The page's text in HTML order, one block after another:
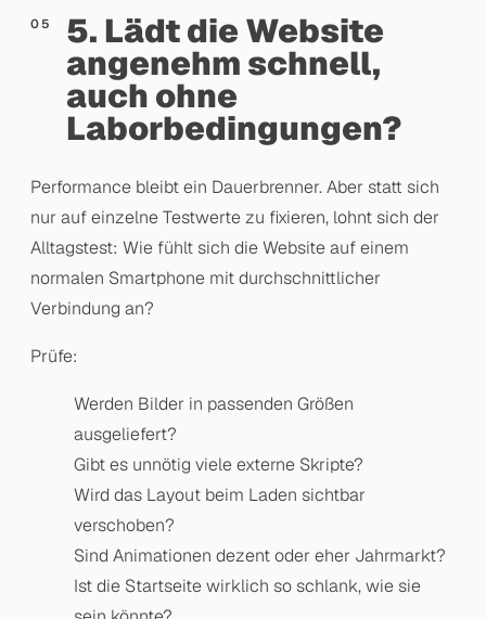
5. Lädt die Website
angenehm schnell,
auch ohne
Laborbedingungen?
Performance bleibt ein Dauerbrenner. Aber statt sich
nur auf einzelne Testwerte zu fixieren, lohnt sich der
Alltagstest: Wie fühlt sich die Website auf einem
normalen Smartphone mit durchschnittlicher
Verbindung an?
Prüfe:
Werden Bilder in passenden Größen
ausgeliefert?
Gibt es unnötig viele externe Skripte?
Wird das Layout beim Laden sichtbar
verschoben?
Sind Animationen dezent oder eher Jahrmarkt?
Ist die Startseite wirklich so schlank, wie sie